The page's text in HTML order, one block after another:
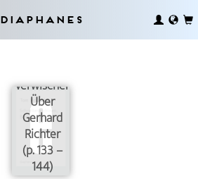
Diaphanes
verwischen
Über
Gerhard
Richter
(p. 133 –
144)